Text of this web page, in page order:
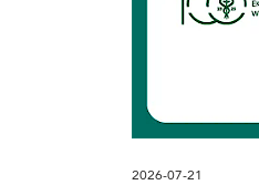
2026-07-21